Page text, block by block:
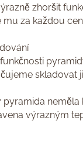
zhoršit
mu za každou
skladovat
pyramida neměla
výrazným